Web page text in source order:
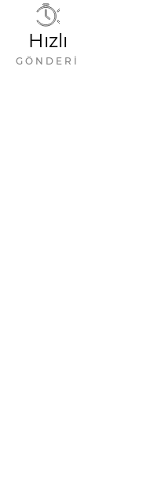
Hızlı
GÖNDERI